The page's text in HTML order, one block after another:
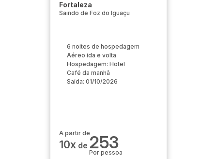
Fortaleza
Saindo de Foz do Iguaçu
6 noites de hospedagem
Aéreo ida e volta
Hospedagem: Hotel
Café da manhã
Saída: 01/10/2026
A partir de
10x de 253
Por pessoa